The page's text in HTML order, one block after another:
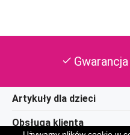
check
Artykuły dla dzieci
Obsługa klienta